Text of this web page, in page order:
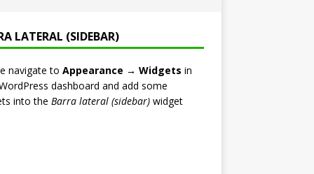
LATERAL (SIDEBAR)
navigate to Appearance → Widgets in
dashboard and add some
into the Barra lateral (sidebar)widget